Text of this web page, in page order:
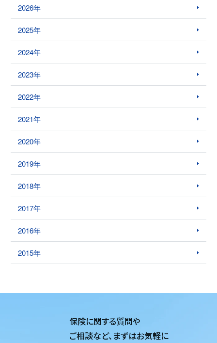
2026年
2025年
2024年
2023年
2022年
2021年
2020年
2019年
2018年
2017年
2016年
2015年
保険に関する質問や
ご相談など、 まずはお気軽に